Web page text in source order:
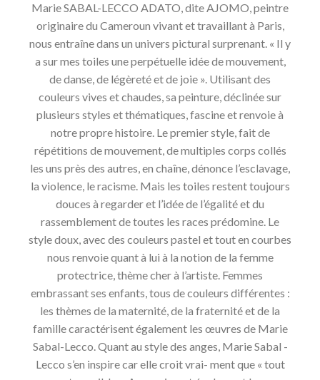
Marie SABAL-LECCO ADATO, dite AJOMO, peintre
originaire du Cameroun vivant et travaillant à Paris,
nous entraîne dans un univers pictural surprenant. « Il y
a sur mes toiles une perpétuelle idée de mouvement,
de danse, de légèreté et de joie ». Utilisant des
couleurs vives et chaudes, sa peinture, déclinée sur
plusieurs styles et thématiques, fascine et renvoie à
notre propre histoire. Le premier style, fait de
répétitions de mouvement, de multiples corps collés
les uns près des autres, en chaîne, dénonce l’esclavage,
la violence, le racisme. Mais les toiles restent toujours
douces à regarder et l’idée de l’égalité et du
rassemblement de toutes les races prédomine. Le
style doux, avec des couleurs pastel et tout en courbes
nous renvoie quant à lui à la notion de la femme
protectrice, thème cher à l’artiste. Femmes
embrassant ses enfants, tous de couleurs différentes :
les thèmes de la maternité, de la fraternité et de la
famille caractérisent également les œuvres de Marie
Sabal-Lecco. Quant au style des anges, Marie Sabal -
Lecco s’en inspire car elle croit vrai- ment que « tout